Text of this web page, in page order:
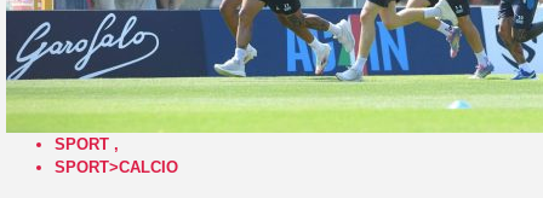
SPORT ,
SPORT>CALCIO